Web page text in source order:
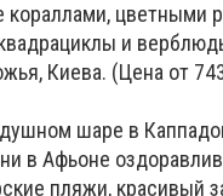
кораллами, цветными
и
Киева. (Цена от
шаре в
в Афьоне
пляжи, красивый